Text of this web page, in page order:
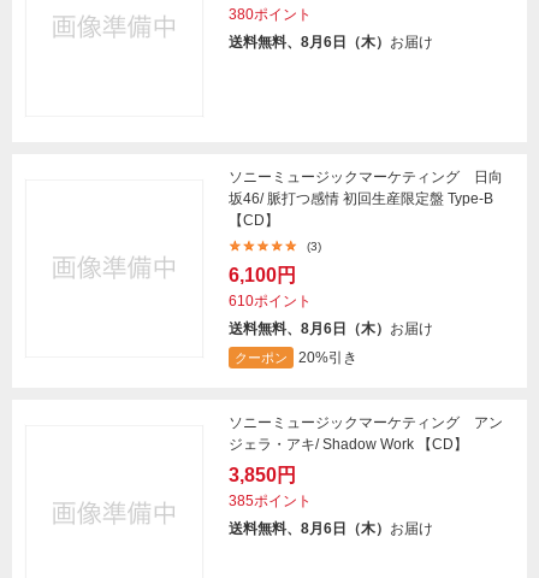
380ポイント
送料無料、8月6日（木） お届け
ソニーミュージックマーケティング 日向
坂46/ 脈打つ感情 初回生産限定盤 Type-B
【CD】
(3)
6,100円
610ポイント
送料無料、8月6日（木） お届け
クーポン 20%引き
ソニーミュージックマーケティング アン
ジェラ・アキ/ Shadow Work 【CD】
3,850円
385ポイント
送料無料、8月6日（木） お届け